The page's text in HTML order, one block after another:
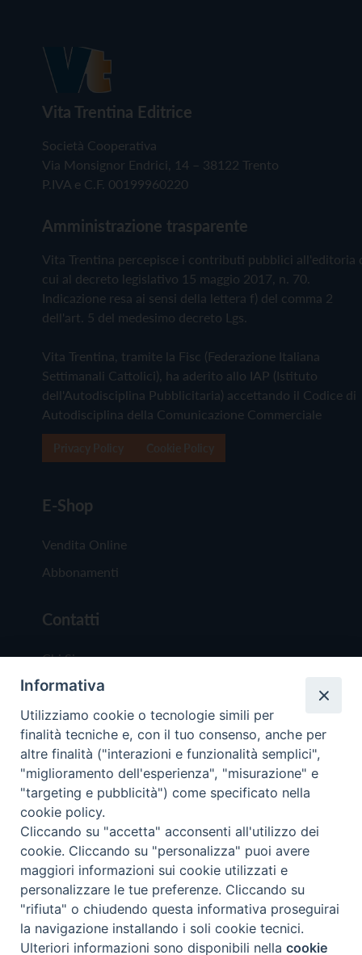
Vita Trentina Editrice
Società Cooperativa
Via Monsignor Endrici, 14 – 38122 Trento
P.IVA e C.F. 00199960220
Amministrazione trasparente
Vita Trentina percepisce i contributi pubblici all'editoria
cui al decreto legislativo 15 maggio 2017, n. 70.
Indicazione resa ai sensi della lettera f) del comma 2
dell'art. 5 del medesimo decreto Lgs.
Vita Trentina, tramite la Fisc (Federazione Italiana
Settimanali Cattolici), ha aderito allo IAP (Istituto
dell'Autodisciplina Pubblicitaria) accettando il Codice di
Autodisciplina della Comunicazione Commerciale
E-Shop
Vendita Online
Abbonamenti
Contatti
Chi Siamo
Redazione
Scrivici
Copyright © 2019 - Tutti i diritti riservati - Vita
Trentina Editrice
Privacy Policy
Torna
Preferenze Cookie
Informativa
Utilizziamo cookie o tecnologie simili per
finalità tecniche e, con il tuo consenso, anche per
altre finalità ("interazioni e funzionalità semplici",
"miglioramento dell'esperienza", "misurazione" e
"targeting e pubblicità") come specificato nella
cookie policy.
Cliccando su "accetta" acconsenti all'utilizzo dei
cookie. Cliccando su "personalizza" puoi avere
maggiori informazioni sui cookie utilizzati e
personalizzare le tue preferenze. Cliccando su
"rifiuta" o chiudendo questa informativa proseguirai
la navigazione installando i soli cookie tecnici.
Ulteriori informazioni sono disponibili nellacookie